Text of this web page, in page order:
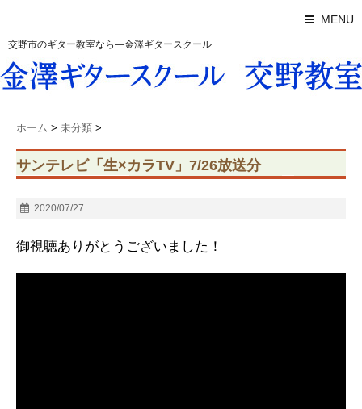
MENU
交野市のギター教室なら―金澤ギタースクール
ホーム > 未分類 >
サンテレビ「生×カラTV」7/26放送分
2020/07/27
御視聴ありがとうございました！